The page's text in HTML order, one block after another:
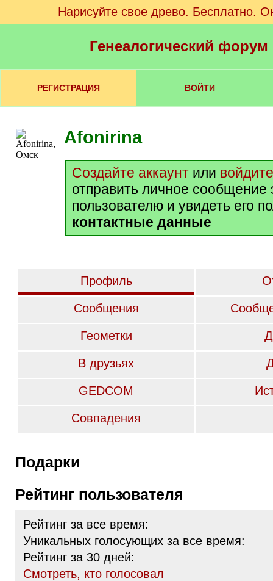
Нарисуйте свое древо. Бесплатно.
Генеалогический
РЕГИСТРАЦИЯ ВОЙТИ
Afonirina
Создайте аккаунт или войдите
отправить личное сообщение
пользователю и увидеть его
контактные данные
Профиль
Сообщения
Геометки
В друзьях
GEDCOM
Совпадения
Подарки
Рейтинг пользователя
Рейтинг за все время:
Уникальных голосующих за все время:
Рейтинг за 30 дней:
Cмотреть, кто голосовал